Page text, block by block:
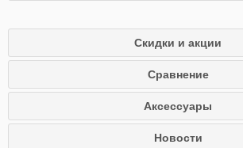
Скидки и акции
Сравнение
Аксессуары
Новости